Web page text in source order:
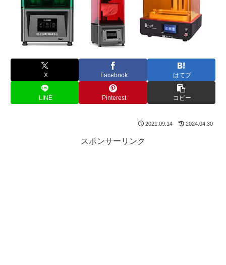
X Facebook はてブ
LINE Pinterest コピー
2021.09.14 2024.04.30
スポンサーリンク